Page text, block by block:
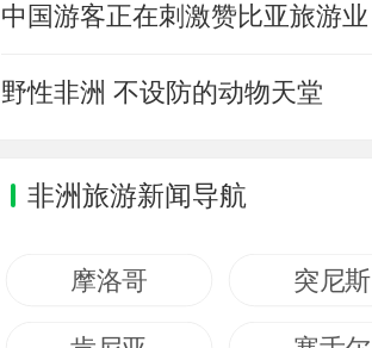
中国游客正在刺激赞比亚旅游业
野性非洲 不设防的动物天堂
非洲旅游新闻导航
摩洛哥 突尼斯